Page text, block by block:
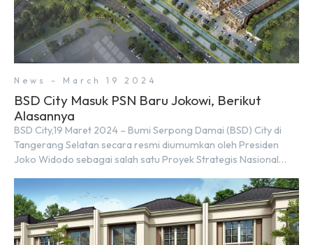
News - March 19 2024
BSD City Masuk PSN Baru Jokowi, Berikut
Alasannya
BSD City,19 Maret 2024 – Bumi Serpong Damai (BSD) City di
Tangerang Selatan secara resmi diumumkan oleh Presiden
Joko Widodo sebagai salah satu Proyek Strategis Nasional
Koordinator Bidang Perekonomian, Airlangga Hartarto, setelah
Rapat Terbatas (ratas) bersama Jokowi di Istana Kepresidenan
pada hari Senin, 18 Maret 2024. Selain […]